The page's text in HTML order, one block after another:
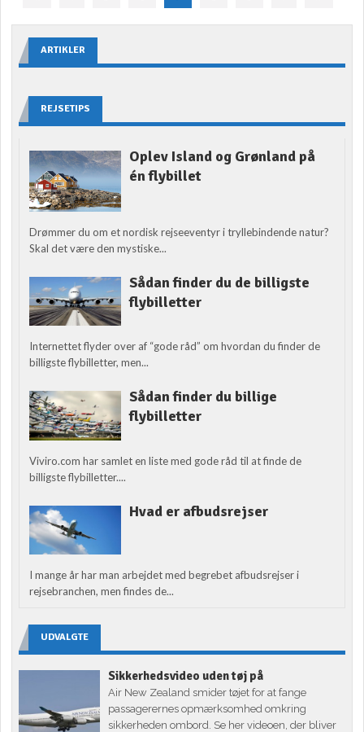
ARTIKLER
REJSETIPS
Oplev Island og Grønland på
én flybillet
Drømmer du om et nordisk rejseeventyr i tryllebindende natur?
Skal det være den mystiske...
Sådan finder du de billigste
flybilletter
Internettet flyder over af “gode råd” om hvordan du finder de
billigste flybilletter, men...
Sådan finder du billige
flybilletter
Viviro.com har samlet en liste med gode råd til at finde de
billigste flybilletter....
Hvad er afbudsrejser
I mange år har man arbejdet med begrebet afbudsrejser i
rejsebranchen, men findes de...
UDVALGTE
Sikkerhedsvideo uden tøj på
Air New Zealand smider tøjet for at fange
passagerernes opmærksomhed omkring
sikkerheden ombord. Se her videoen, der bliver